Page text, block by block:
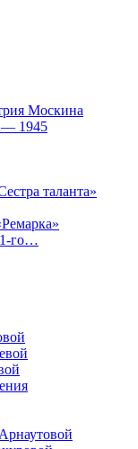
Москина
— 1945
таланта»
го…